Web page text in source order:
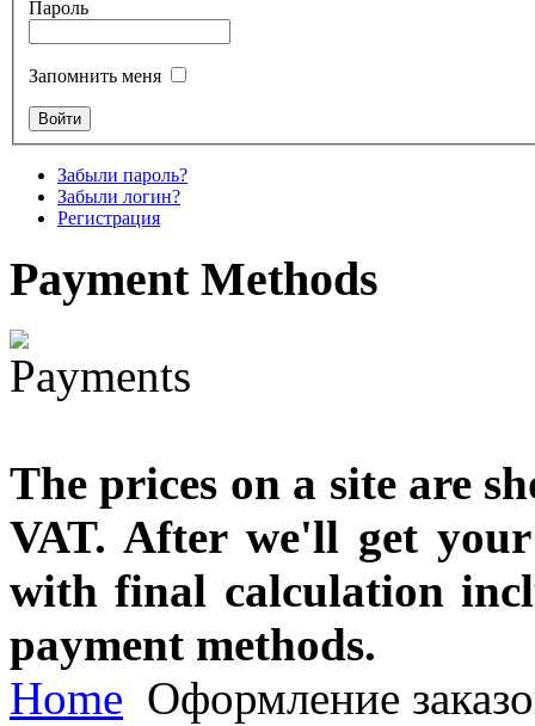
Snake Didgeridoo
designed
€790.00
€711.00
Вы экономите: €79.00
Пароль
Запомнить меня
Забыли пароль?
Забыли логин?
Регистрация
PaymentMethods
The prices on a site are
VAT. After we'll get
with final calculation
payment methods.
Home Оформление